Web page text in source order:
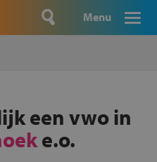
Menu
een vwo in
e.o.